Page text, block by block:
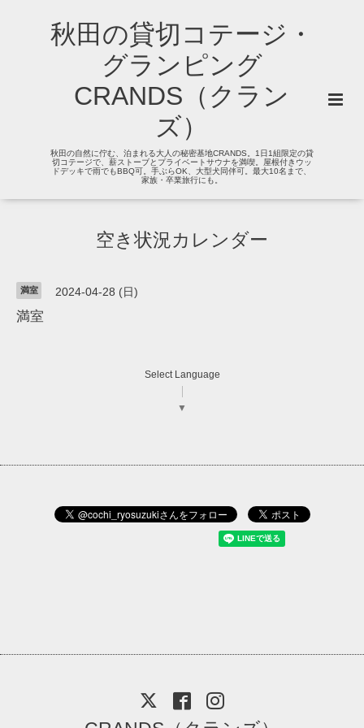
秋田の貸切コテージ・
グランピング
CRANDS（クラン
ズ）
秋田の自然に佇む、泊まれる大人の秘密基地CRANDS。1日1組限定の貸
切コテージで、薪ストーブとプライベートサウナを満喫。屋根付きウッ
ドデッキで雨でもBBQ可。手ぶらOK、大型犬同伴可。最大10名まで、
家族・卒業旅行にも。
空き状況カレンダー
満室 2024-04-28 (日)
満室
Select Language
▼